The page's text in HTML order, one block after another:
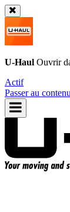
U-Haul Ouvrir
Actif
Passer au